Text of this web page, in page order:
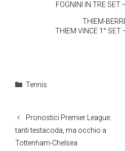
FOGNINI IN TRE SET
THIEM-
THIEM VINCE 1° SET
Categorie
Tennis
Pronostici Premier League:
tanti testacoda, ma occhio a
Tottenham-Chelsea